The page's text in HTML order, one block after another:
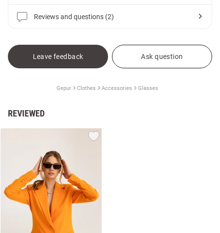
Reviews and questions (2)
Leave feedback Ask question
Gepur Clothes Accessories Glasses
REVIEWED